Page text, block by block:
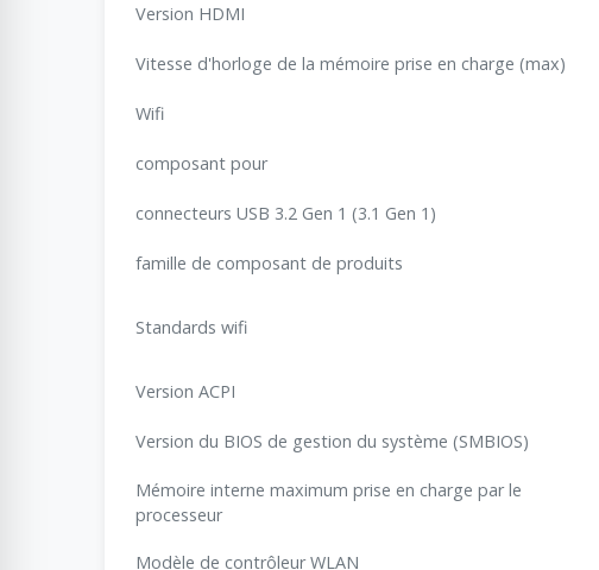
Version HDMI
Vitesse d'horloge de la mémoire prise en charge (max)
Wifi
composant pour
connecteurs USB 3.2 Gen 1 (3.1 Gen 1)
famille de composant de produits
Standards wifi
Version ACPI
Version du BIOS de gestion du système (SMBIOS)
Mémoire interne maximum prise en charge par le
processeur
Modèle de contrôleur WLAN